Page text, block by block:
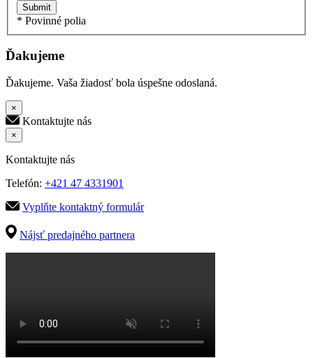
Submit
* Povinné polia
Ďakujeme
Ďakujeme. Vaša žiadosť bola úspešne odoslaná.
×
Kontaktujte nás
×
Kontaktujte nás
Telefón: +421 47 4331901
Vyplňte kontaktný formulár
Nájsť predajného partnera